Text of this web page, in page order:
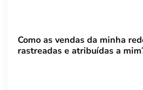
Como as vendas da minha
rastreadas e atribuídas a